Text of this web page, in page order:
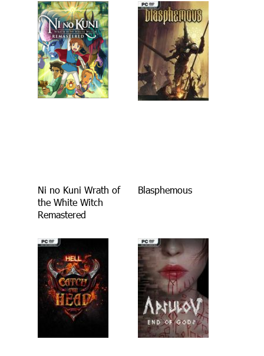
Ni no Kuni Wrath of
the White Witch
Remastered
Blasphemous